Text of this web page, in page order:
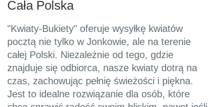
Cała Polska
"Kwiaty-Bukiety" oferuje wysyłkę kwiatów
pocztą nie tylko w Jonkowie, ale na terenie
całej Polski. Niezależnie od tego, gdzie
znajduje się odbiorca, nasze kwiaty dotrą na
czas, zachowując pełnię świeżości i piękna.
Jest to idealne rozwiązanie dla osób, które